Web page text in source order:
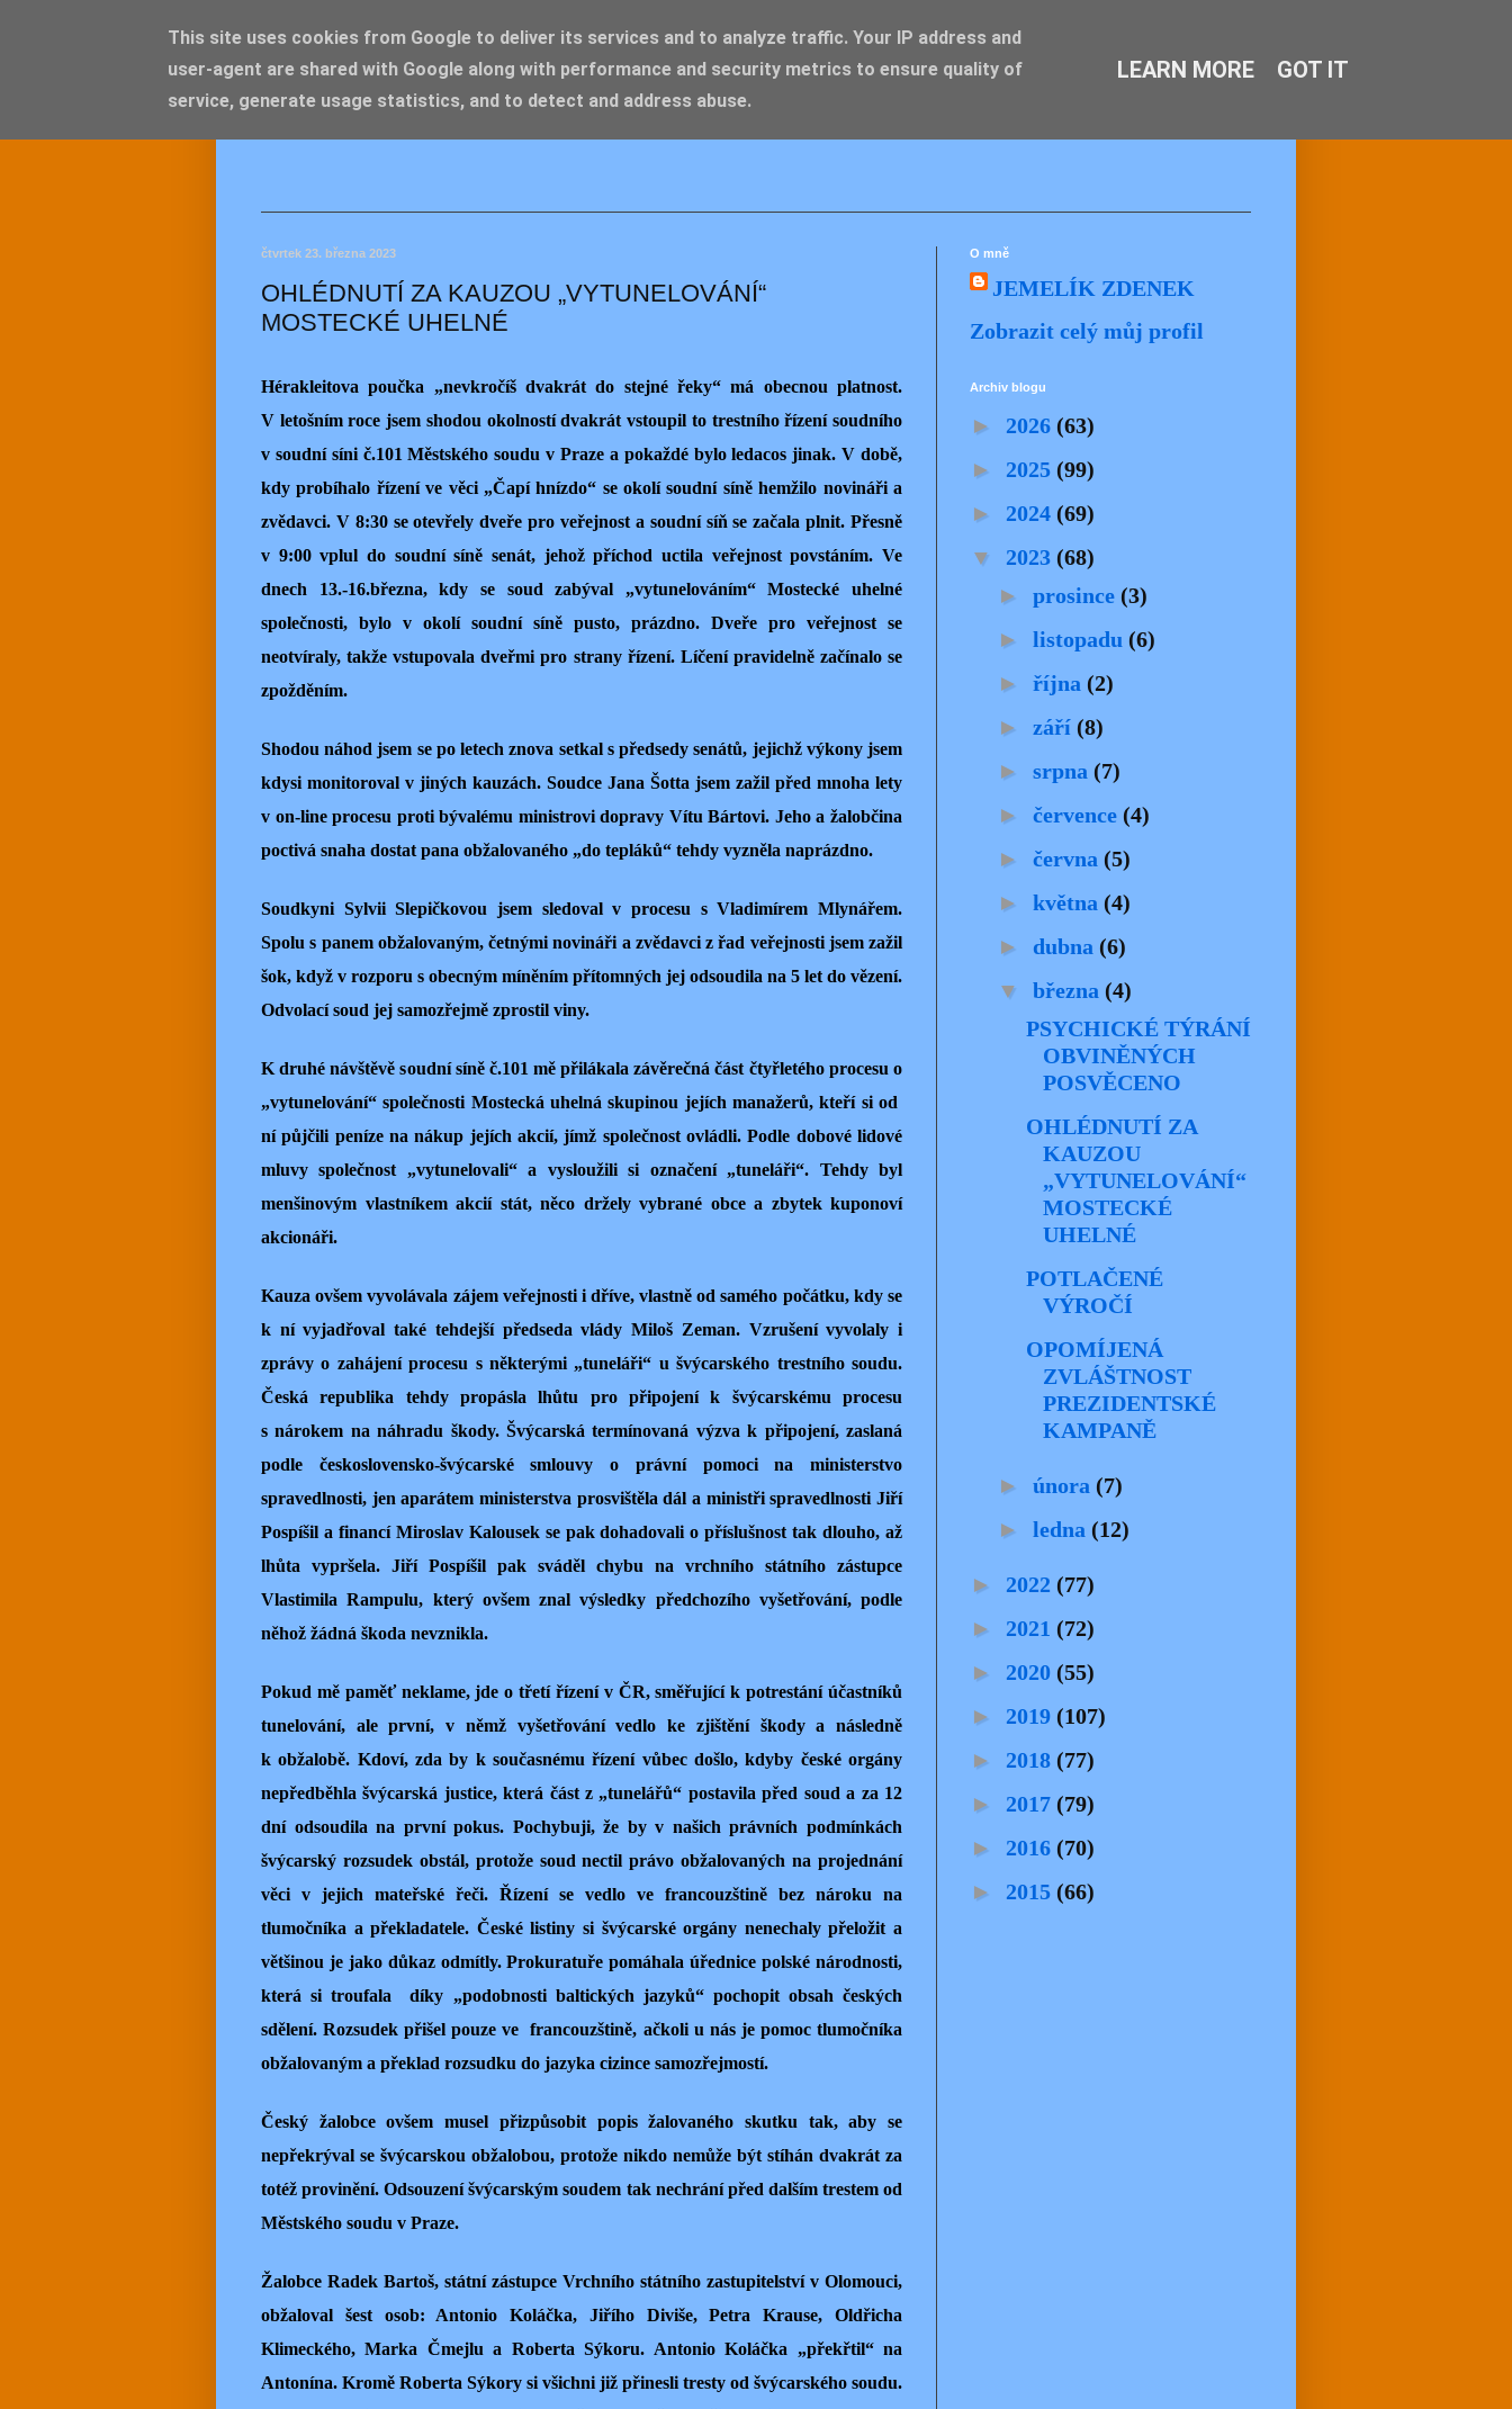
JEMELIK ZDENĚK
čtvrtek 23. března 2023
OHLÉDNUTÍ ZA KAUZOU „VYTUNELOVÁNÍ“
MOSTECKÉ UHELNÉ
Hérakleitova poučka „nevkročíš dvakrát do stejné řeky“ má obecnou platnost.
V letošním roce jsem shodou okolností dvakrát vstoupil to trestního řízení soudního
v soudní síni č.101 Městského soudu v Praze a pokaždé bylo ledacos jinak. V době,
kdy probíhalo řízení ve věci „Čapí hnízdo“ se okolí soudní síně hemžilo novináři a
zvědavci. V 8:30 se otevřely dveře pro veřejnost a soudní síň se začala plnit. Přesně
v 9:00 vplul do soudní síně senát, jehož příchod uctila veřejnost povstáním. Ve
dnech 13.-16.března, kdy se soud zabýval „vytunelováním“ Mostecké uhelné
společnosti, bylo v okolí soudní síně pusto, prázdno. Dveře pro veřejnost se
neotvíraly, takže vstupovala dveřmi pro strany řízení. Líčení pravidelně začínalo se
zpožděním.
Shodou náhod jsem se po letech znova setkal s předsedy senátů, jejichž výkony jsem
kdysi monitoroval v jiných kauzách. Soudce Jana Šotta jsem zažil před mnoha lety
v on-line procesu proti bývalému ministrovi dopravy Vítu Bártovi. Jeho a žalobčina
poctivá snaha dostat pana obžalovaného „do tepláků“ tehdy vyzněla naprázdno.
Soudkyni Sylvii Slepičkovou jsem sledoval v procesu s Vladimírem Mlynářem.
Spolu s panem obžalovaným, četnými novináři a zvědavci z řad veřejnosti jsem zažil
šok, když v rozporu s obecným míněním přítomných jej odsoudila na 5 let do vězení.
Odvolací soud jej samozřejmě zprostil viny.
K druhé návštěvě soudní síně č.101 mě přilákala závěrečná část čtyřletého procesu o
„vytunelování“ společnosti Mostecká uhelná skupinou jejích manažerů, kteří si od
ní půjčili peníze na nákup jejích akcií, jímž společnost ovládli. Podle dobové lidové
mluvy společnost „vytunelovali“ a vysloužili si označení „tuneláři“. Tehdy byl
menšinovým vlastníkem akcií stát, něco držely vybrané obce a zbytek kuponoví
akcionáři.
Kauza ovšem vyvolávala zájem veřejnosti i dříve, vlastně od samého počátku, kdy se
k ní vyjadřoval také tehdejší předseda vlády Miloš Zeman. Vzrušení vyvolaly i
zprávy o zahájení procesu s některými „tuneláři“ u švýcarského trestního soudu.
Česká republika tehdy propásla lhůtu pro připojení k švýcarskému procesu
s nárokem na náhradu škody. Švýcarská termínovaná výzva k připojení, zaslaná
podle československo-švýcarské smlouvy o právní pomoci na ministerstvo
spravedlnosti, jen aparátem ministerstva prosvištěla dál a ministři spravedlnosti Jiří
Pospíšil a financí Miroslav Kalousek se pak dohadovali o příslušnost tak dlouho, až
lhůta vypršela. Jiří Pospíšil pak sváděl chybu na vrchního státního zástupce
Vlastimila Rampulu, který ovšem znal výsledky předchozího vyšetřování, podle
něhož žádná škoda nevznikla.
Pokud mě paměť neklame, jde o třetí řízení v ČR, směřující k potrestání účastníků
tunelování, ale první, v němž vyšetřování vedlo ke zjištění škody a následně
k obžalobě. Kdoví, zda by k současnému řízení vůbec došlo, kdyby české orgány
nepředběhla švýcarská justice, která část z „tunelářů“ postavila před soud a za 12
dní odsoudila na první pokus. Pochybuji, že by v našich právních podmínkách
švýcarský rozsudek obstál, protože soud nectil právo obžalovaných na projednání
věci v jejich mateřské řeči. Řízení se vedlo ve francouzštině bez nároku na
tlumočníka a překladatele. České listiny si švýcarské orgány nenechaly přeložit a
většinou je jako důkaz odmítly. Prokuratuře pomáhala úřednice polské národnosti,
která si troufala díky „podobnosti baltických jazyků“ pochopit obsah českých
sdělení. Rozsudek přišel pouze ve francouzštině, ačkoli u nás je pomoc tlumočníka
obžalovaným a překlad rozsudku do jazyka cizince samozřejmostí.
Český žalobce ovšem musel přizpůsobit popis žalovaného skutku tak, aby se
nepřekrýval se švýcarskou obžalobou, protože nikdo nemůže být stíhán dvakrát za
totéž provinění. Odsouzení švýcarským soudem tak nechrání před dalším trestem od
Městského soudu v Praze.
Žalobce Radek Bartoš, státní zástupce Vrchního státního zastupitelství v Olomouci,
obžaloval šest osob: Antonio Koláčka, Jiřího Diviše, Petra Krause, Oldřicha
Klimeckého, Marka Čmejlu a Roberta Sýkoru. Antonio Koláčka „překřtil“ na
Antonína. Kromě Roberta Sýkory si všichni již přinesli tresty od švýcarského soudu.
O mně
JEMELÍK ZDENEK
Zobrazit celý můj profil
Archiv blogu
► 2026 (63)
► 2025 (99)
► 2024 (69)
▼ 2023 (68)
► prosince (3)
► listopadu (6)
► října (2)
► září (8)
► srpna (7)
► července (4)
► června (5)
► května (4)
► dubna (6)
▼ března (4)
PSYCHICKÉ TÝRÁNÍ
OBVINĚNÝCH
POSVĚCENO
OHLÉDNUTÍ ZA
KAUZOU
„VYTUNELOVÁNÍ“
MOSTECKÉ
UHELNÉ
POTLAČENÉ
VÝROČÍ
OPOMÍJENÁ
ZVLÁŠTNOST
PREZIDENTSKÉ
KAMPANĚ
► února (7)
► ledna (12)
► 2022 (77)
► 2021 (72)
► 2020 (55)
► 2019 (107)
► 2018 (77)
► 2017 (79)
► 2016 (70)
► 2015 (66)
This site uses cookies from Google to deliver its services and to analyze traffic. Your IP address and
user-agent are shared with Google along with performance and security metrics to ensure quality of
service, generate usage statistics, and to detect and address abuse.
LEARN MORE GOT IT